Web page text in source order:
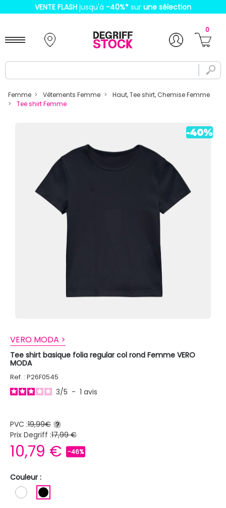
VENTE FLASH jusqu'à -40%* sur une sélection
0
Femme Vêtements Femme
Haut, Tee shirt, Chemise Femme
Tee shirt Femme
VERO MODA >
Tee shirt basique folia regular col rond Femme VERO
MODA
Ref. : P26F0545
3/5 - 1 avis
PVC :19,99€ ?
Prix Degriff :17,99 €
10,79 € -46%
Couleur :
BLANC